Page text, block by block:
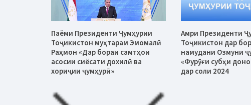
Паёми Президенти Ҷумҳурии
Тоҷикистон муҳтарам Эмомалӣ
Раҳмон «Дар бораи самтҳои
асосии сиёсати дохилӣ ва
хориҷии ҷумҳурӣ»
Амри Президенти
Тоҷикистон дар
намудани Озмуни
«Фурӯғи субҳи
дар соли 2024